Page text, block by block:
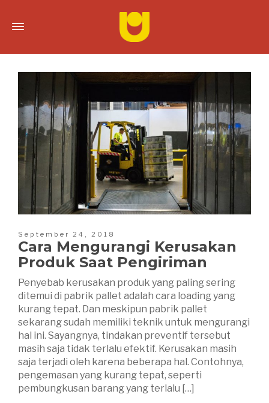
September 24, 2018
Cara Mengurangi Kerusakan
Produk Saat Pengiriman
Penyebab kerusakan produk yang paling sering
ditemui di pabrik pallet adalah cara loading yang
kurang tepat. Dan meskipun pabrik pallet
sekarang sudah memiliki teknik untuk mengurangi
hal ini. Sayangnya, tindakan preventif tersebut
masih saja tidak terlalu efektif. Kerusakan masih
saja terjadi oleh karena beberapa hal. Contohnya,
pengemasan yang kurang tepat, seperti
pembungkusan barang yang terlalu […]